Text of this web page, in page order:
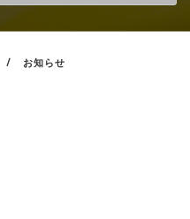
/ お知らせ